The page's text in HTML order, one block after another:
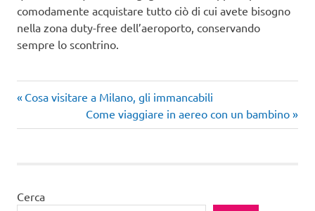
comodamente acquistare tutto ciò di cui avete bisogno
nella zona duty-free dell’aeroporto, conservando
sempre lo scontrino.
Navigazione
articoli
Articolo
Cosa visitare a Milano, gli immancabili
Articolo
successivo:
Come viaggiare in aereo con un bambino
Cerca